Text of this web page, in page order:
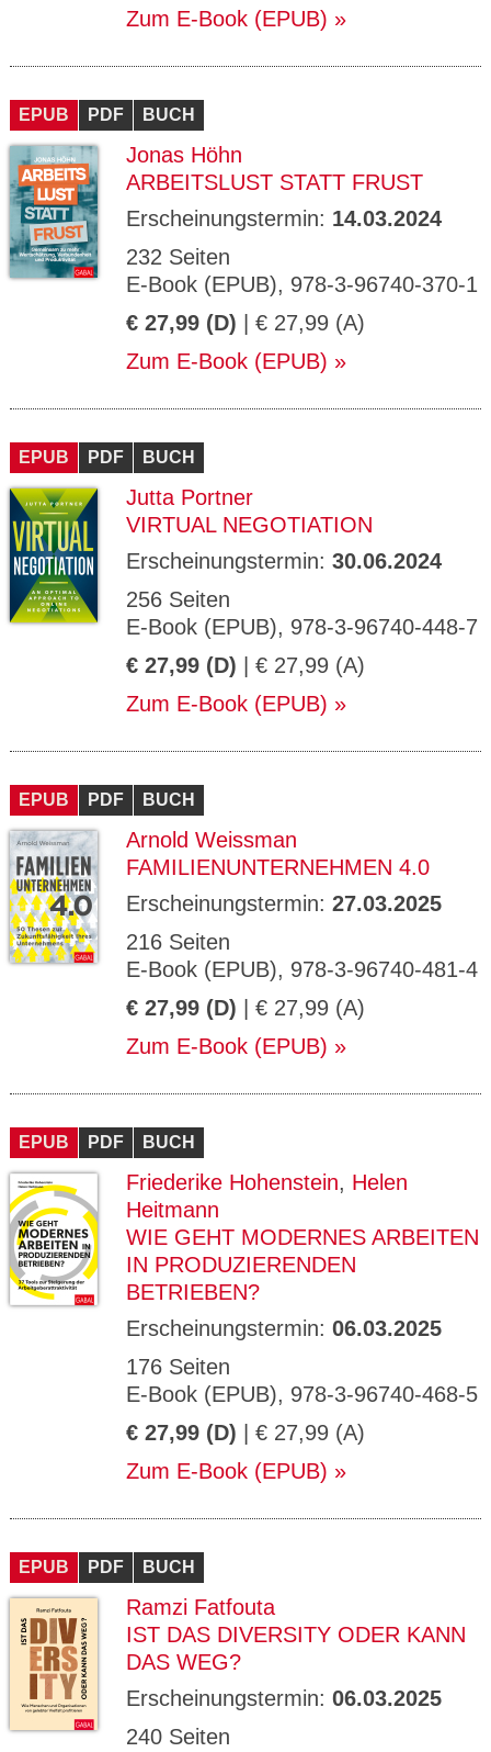
Zum E-Book (EPUB)
EPUB PDF BUCH
Jonas Höhn
ARBEITSLUST STATT FRUST
Erscheinungstermin: 14.03.2024
232 Seiten
E-Book (EPUB), 978-3-96740-370-1
€ 27,99 (D) | € 27,99 (A)
Zum E-Book (EPUB)
EPUB PDF BUCH
Jutta Portner
VIRTUAL NEGOTIATION
Erscheinungstermin: 30.06.2024
256 Seiten
E-Book (EPUB), 978-3-96740-448-7
€ 27,99 (D) | € 27,99 (A)
Zum E-Book (EPUB)
EPUB PDF BUCH
Arnold Weissman
FAMILIENUNTERNEHMEN 4.0
Erscheinungstermin: 27.03.2025
216 Seiten
E-Book (EPUB), 978-3-96740-481-4
€ 27,99 (D) | € 27,99 (A)
Zum E-Book (EPUB)
EPUB PDF BUCH
Friederike Hohenstein, Helen
Heitmann
WIE GEHT MODERNES ARBEITEN
IN PRODUZIERENDEN
BETRIEBEN?
Erscheinungstermin: 06.03.2025
176 Seiten
E-Book (EPUB), 978-3-96740-468-5
€ 27,99 (D) | € 27,99 (A)
Zum E-Book (EPUB)
EPUB PDF BUCH
Ramzi Fatfouta
IST DAS DIVERSITY ODER KANN
DAS WEG?
Erscheinungstermin: 06.03.2025
240 Seiten